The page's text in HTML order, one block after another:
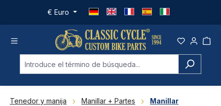
Saltar al contenido principal
€ Euro
Tenedor y manija Manillar + Partes Manillar